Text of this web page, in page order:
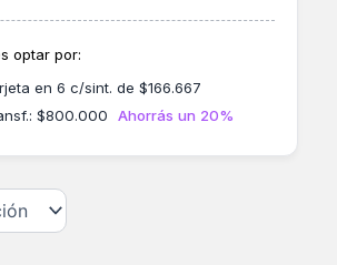
optar por:
en 6 c/sint. de $166.667
$800.000 Ahorrás un 20%